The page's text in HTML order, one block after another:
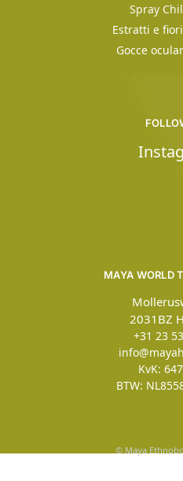
Spray
Estratti e
Gocce
MAYA WORLD
2031BZ
+31 23
KvK:
BTW:
© Maya